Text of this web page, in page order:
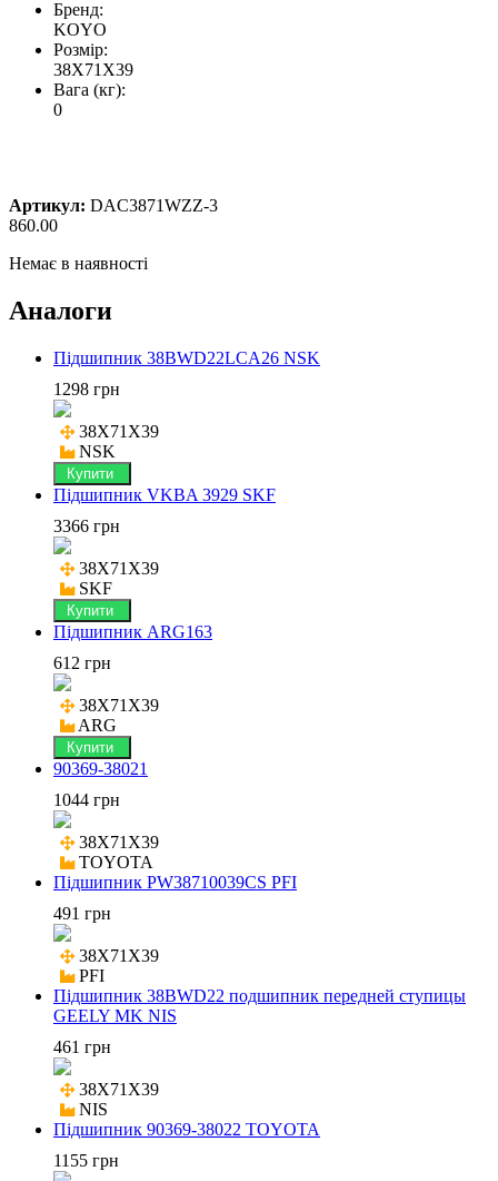
Бренд:
KOYO
Розмір:
38X71X39
Вага (кг):
0
Артикул: DAC3871WZZ-3
860.00
Немає в наявності
Аналоги
Підшипник 38BWD22LCA26 NSK
1298 грн
38X71X39
NSK
Купити
Підшипник VKBA 3929 SKF
3366 грн
38X71X39
SKF
Купити
Підшипник ARG163
612 грн
38X71X39
ARG
Купити
90369-38021
1044 грн
38X71X39
TOYOTA
Підшипник PW38710039CS PFI
491 грн
38X71X39
PFI
Підшипник 38BWD22 подшипник передней ступицы
GEELY MK NIS
461 грн
38X71X39
NIS
Підшипник 90369-38022 TOYOTA
1155 грн